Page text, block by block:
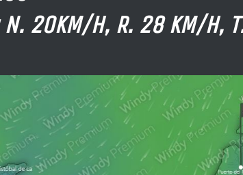
N. 20KM/H, R. 28 KM/H,